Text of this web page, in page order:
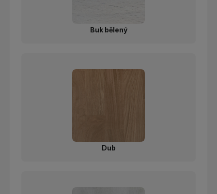
Buk bělený
Dub